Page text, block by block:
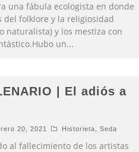
una fábula ecologista en donde
del folklore y la religiosidad
naturalista) y los mestiza con
un...
| El adiós a
20, 2021 Historieta Seda
al fallecimiento de los artistas